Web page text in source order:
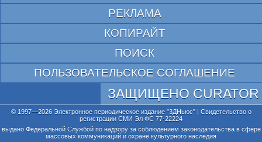
РЕКЛАМА
КОПИРАЙТ
ПОИСК
ПОЛЬЗОВАТЕЛЬСКОЕ СОГЛАШЕНИЕ
ЗАЩИЩЕНО CURATOR
© 1997—2026 Электронное периодическое издание "3ДНьюс" | Свидетельство о
регистрации СМИ Эл ФС 77-22224
выдано Федеральной Службой по надзору за соблюдением законодательства в сфере
массовых коммуникаций и охране культурного наследия